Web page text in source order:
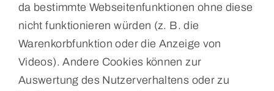
da bestimmte Webseitenfunktionen ohne diese
nicht funktionieren würden (z. B. die
Warenkorbfunktion oder die Anzeige von
Videos). Andere Cookies können zur
Auswertung des Nutzerverhaltens oder zu